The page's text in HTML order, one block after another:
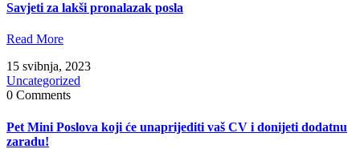
Savjeti za lakši pronalazak posla
Read More
15 svibnja, 2023
Uncategorized
0 Comments
Pet Mini Poslova koji će unaprijediti vaš CV i donijeti dodatnu
zaradu!